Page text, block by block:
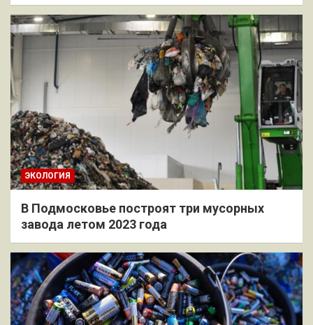
ЭКОЛОГИЯ
В Подмосковье построят три мусорных
завода летом 2023 года